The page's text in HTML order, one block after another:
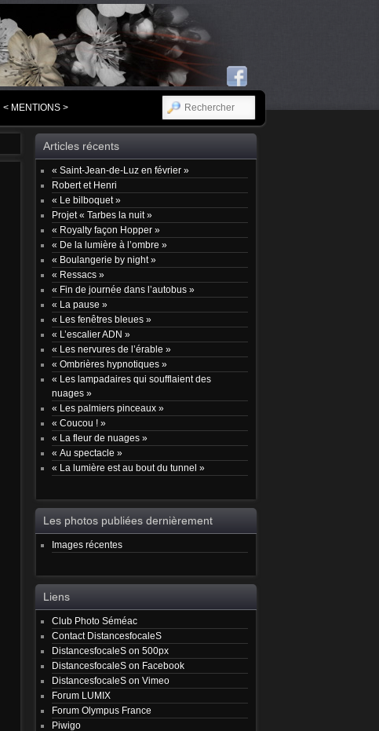
< MENTIONS > RECHERCHER
Articles récents
« Saint-Jean-de-Luz en février »
Robert et Henri
« Le bilboquet »
Projet « Tarbes la nuit »
« Royalty façon Hopper »
« De la lumière à l’ombre »
« Boulangerie by night »
« Ressacs »
« Fin de journée dans l’autobus »
« La pause »
« Les fenêtres bleues »
« L’escalier ADN »
« Les nervures de l’érable »
« Ombrières hypnotiques »
« Les lampadaires qui soufflaient des
nuages »
« Les palmiers pinceaux »
« Coucou ! »
« La fleur de nuages »
« Au spectacle »
« La lumière est au bout du tunnel »
Les photos publiées dernièrement
Images récentes
Liens
Club Photo Séméac
Contact DistancesfocaleS
DistancesfocaleS on 500px
DistancesfocaleS on Facebook
DistancesfocaleS on Vimeo
Forum LUMIX
Forum Olympus France
Piwigo